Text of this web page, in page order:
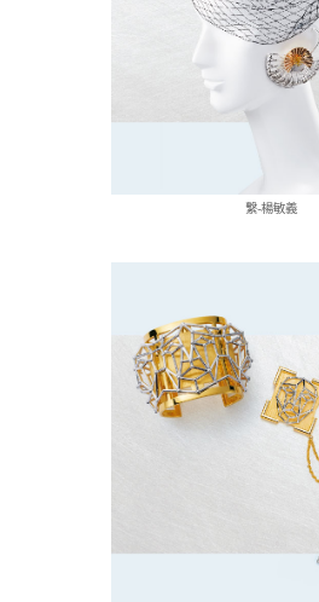
繫-楊敏義